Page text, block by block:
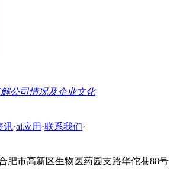
解公司情况及企业文化
讯·ai应用 ·联系我们·
肥市高新区生物医药园支路华佗巷88号